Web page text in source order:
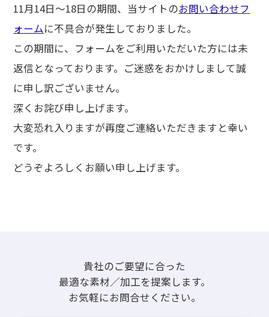
11月14日～18日の期間、当サイトのお問い合わせフ
ォームに不具合が発生しておりました。
この期間に、フォームをご利用いただいた方には未
返信となっております。ご迷惑をおかけしまして誠
に申し訳ございません。
深くお詫び申し上げます。
大変恐れ入りますが再度ご連絡いただきますと幸い
です。
どうぞよろしくお願い申し上げます。
貴社のご要望に合った
最適な素材／加工を提案します。
お気軽にお問合せください。